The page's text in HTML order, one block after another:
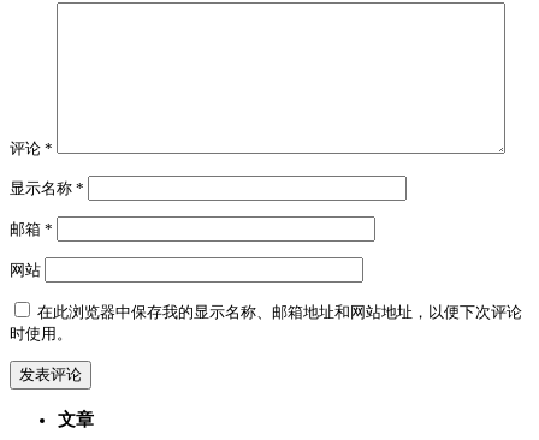
评论 *
显示名称 *
邮箱 *
网站
在此浏览器中保存我的显示名称、邮箱地址和网站地址，以便下次评论
时使用。
文章